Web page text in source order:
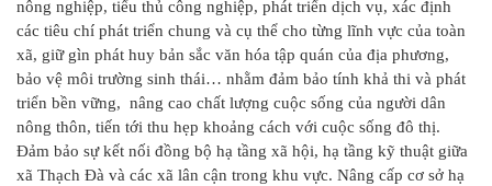
nông nghiệp, tiểu thủ công nghiệp, phát triển dịch vụ, xác định
các tiêu chí phát triển chung và cụ thể cho từng lĩnh vực của toàn
xã, giữ gìn phát huy bản sắc văn hóa tập quán của địa phương,
bảo vệ môi trường sinh thái… nhằm đảm bảo tính khả thi và phát
triển bền vững, nâng cao chất lượng cuộc sống của người dân
nông thôn, tiến tới thu hẹp khoảng cách với cuộc sống đô thị.
Đảm bảo sự kết nối đồng bộ hạ tầng xã hội, hạ tầng kỹ thuật giữa
xã Thạch Đà và các xã lân cận trong khu vực. Nâng cấp cơ sở hạ